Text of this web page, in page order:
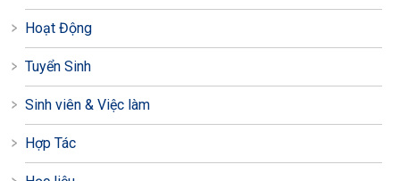
Hoạt Động
Tuyển Sinh
Sinh viên & Việc làm
Hợp Tác